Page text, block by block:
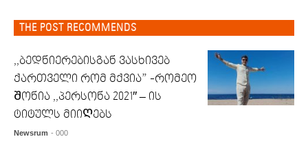
THE POST RECOMMENDS
,,ბედნიერებისგან ვასხივებ
ქართველი რომ მქვია” -რომეო
Შონია ,,პერსონა 2021″ – ის
ტიტულს მიიᲦებს
Newsrum - 000